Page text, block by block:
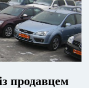
продавцем